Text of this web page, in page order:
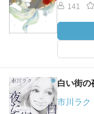
141
白い街の
市川ラク